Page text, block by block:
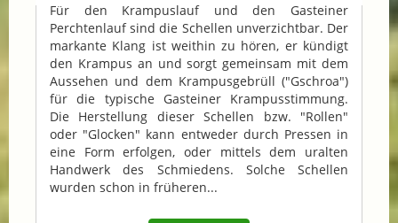
Für den Krampuslauf und den Gasteiner
Perchtenlauf sind die Schellen unverzichtbar. Der
markante Klang ist weithin zu hören, er kündigt
den Krampus an und sorgt gemeinsam mit dem
Aussehen und dem Krampusgebrüll ("Gschroa")
für die typische Gasteiner Krampusstimmung.
Die Herstellung dieser Schellen bzw. "Rollen"
oder "Glocken" kann entweder durch Pressen in
eine Form erfolgen, oder mittels dem uralten
Handwerk des Schmiedens. Solche Schellen
wurden schon in früheren...